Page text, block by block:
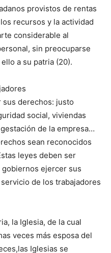
provistos de rentas
recursos y la actividad
considerable al
sin preocuparse
a su patria (20).
derechos: justo
social, viviendas
de la empresa…
sean reconocidos
leyes deben ser
ejercer sus
de los trabajadores
la Iglesia, de la cual
veces más esposa del
Iglesias se